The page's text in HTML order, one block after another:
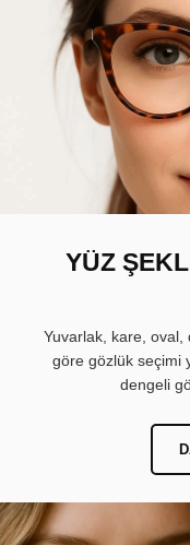
YÜZ
Yuvarlak, kare,
göre gözlük seçimi
dengeli